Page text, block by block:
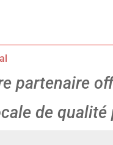
partenaire
de